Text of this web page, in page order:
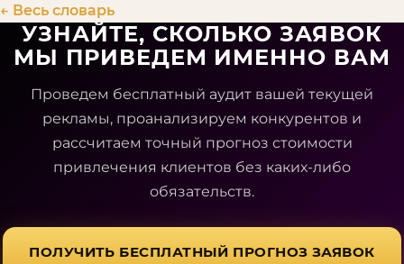
← Весь словарь
УЗНАЙТЕ, СКОЛЬКО ЗАЯВОК
МЫ ПРИВЕДЕМ ИМЕННО ВАМ
Проведем бесплатный аудит вашей текущей
рекламы, проанализируем конкурентов и
рассчитаем точный прогноз стоимости
привлечения клиентов без каких-либо
обязательств.
ПОЛУЧИТЬ БЕСПЛАТНЫЙ ПРОГНОЗ ЗАЯВОК